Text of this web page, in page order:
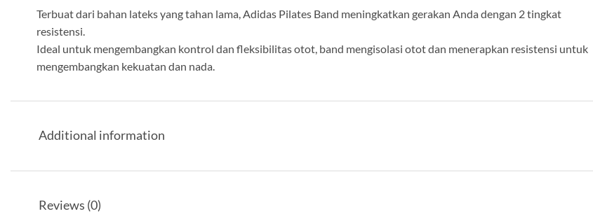
Terbuat dari bahan lateks yang tahan lama, Adidas Pilates Band meningkatkan gerakan Anda dengan 2 tingkat
resistensi.
Ideal untuk mengembangkan kontrol dan fleksibilitas otot, band mengisolasi otot dan menerapkan resistensi untuk
mengembangkan kekuatan dan nada.
Additional information
Reviews (0)